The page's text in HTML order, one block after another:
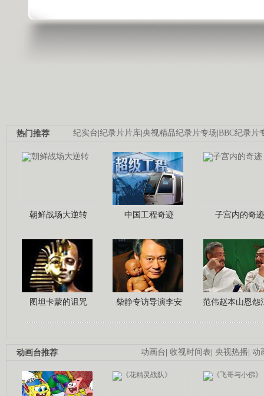
纪实台 纪录片片库 央视精品纪录片专场 BBC纪录片
热门推荐
朝鲜战场大逆转 中国工程奇迹 子宫内的奇迹
图坦卡蒙的诅咒 柴静专访导演李安 范伟赵本山恩怨
动画台 收视时间表 央视热播 动
动画台推荐